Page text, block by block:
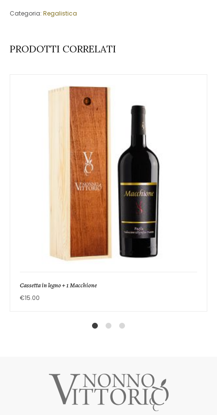
Categoria: Regalistica
PRODOTTI CORRELATI
Cassetta in legno + 1 Macchione
€15.00